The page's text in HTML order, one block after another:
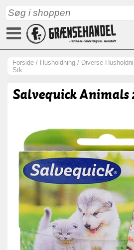
Forside / Husholdning / Diverse
Stk.
Salvequick Animals